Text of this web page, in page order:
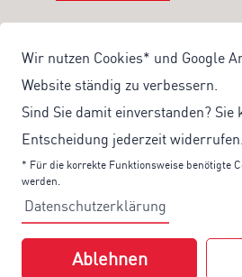
Wir nutzen Cookies* und Google
Website ständig zu verbessern.
Sind Sie damit einverstanden? Sie
Entscheidung jederzeit widerrufen.
* Für die korrekte Funktionsweise benötigte
werden.
Datenschutzerklärung
Ablehnen
Kostenloser Versand ab 50€ Bestellwert
Sicher Einkaufen: Rechnung, PayPal
Produktentwicklung von eigener
Sonderaktionen & Preisvorteile
Aktuelle News zu unseren Shop-Angeboten
Mit unserem Newsletter UV-Report
aktuelle Angebote und neue Produkte:
geht es zu unserem Newsletter.